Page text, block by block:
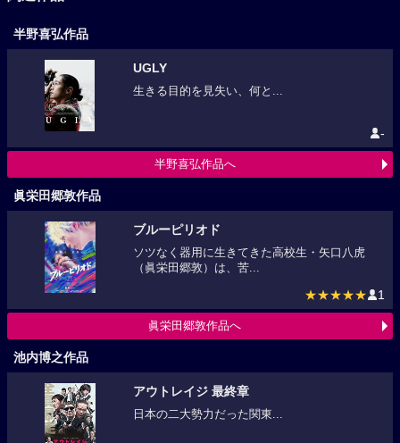
半野喜弘作品
UGLY
生きる目的を見失い、何と...
-
半野喜弘作品へ
眞栄田郷敦作品
ブルーピリオド
ソツなく器用に生きてきた高校生・矢口八虎
（眞栄田郷敦）は、苦...
★★★★★ 1
眞栄田郷敦作品へ
池内博之作品
アウトレイジ 最終章
日本の二大勢力だった関東...